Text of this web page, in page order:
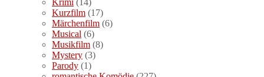
Kurzfilm (17)
Märchenfilm (6)
Musical (6)
Musikfilm (8)
Mystery (3)
Parody (1)